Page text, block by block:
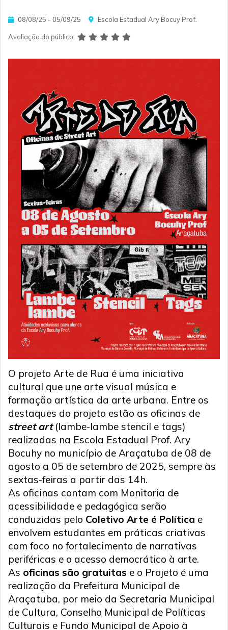
08/08/25 - 05/09/25 Escola Estadual Ary Bocuy Prof.
Avaliação do público:
O projeto Arte de Rua é uma iniciativa
cultural que une arte visual música e
formação artística da arte urbana. Entre os
destaques do projeto estão as oficinas de
street art(lambe-lambe stencil e tags)
realizadas na Escola Estadual Prof. Ary
Bocuhy no município de Araçatuba de 08 de
agosto a 05 de setembro de 2025, sempre às
sextas-feiras a partir das 14h.
As oficinas contam com Monitoria de
acessibilidade e pedagógica serão
conduzidas pelo Coletivo Arte é Política e
envolvem estudantes em práticas criativas
com foco no fortalecimento de narrativas
periféricas e o acesso democrático à arte.
As oficinas são gratuitas e o Projeto é uma
realização da Prefeitura Municipal de
Araçatuba, por meio da Secretaria Municipal
de Cultura, Conselho Municipal de Políticas
Culturais e Fundo Municipal de Apoio à